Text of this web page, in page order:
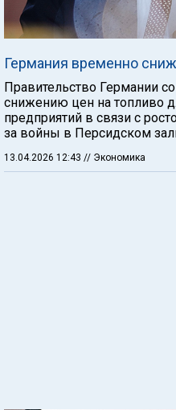
Германия временно
Правительство Германии
снижению цен на топливо
предприятий в связи с
за войны в Персидском
13.04.2026 12:43 // Экономика